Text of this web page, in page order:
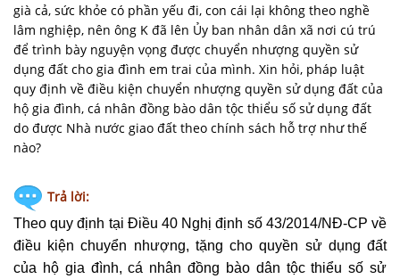
già cả, sức khỏe có phần yếu đi, con cái lại không theo nghề
lâm nghiệp, nên ông K đã lên Ủy ban nhân dân xã nơi cú trú
để trình bày nguyện vọng được chuyển nhượng quyền sử
dụng đất cho gia đình em trai của mình. Xin hỏi, pháp luật
quy định về điều kiện chuyển nhượng quyền sử dụng đất của
hộ gia đình, cá nhân đồng bào dân tộc thiểu số sử dụng đất
do được Nhà nước giao đất theo chính sách hỗ trợ như thế
nào?
Trả lời:
Theo quy định tại Điều 40 Nghị định số 43/2014/NĐ-CP về
điều kiện chuyển nhượng, tặng cho quyền sử dụng đất
của hộ gia đình, cá nhân đồng bào dân tộc thiểu số sử